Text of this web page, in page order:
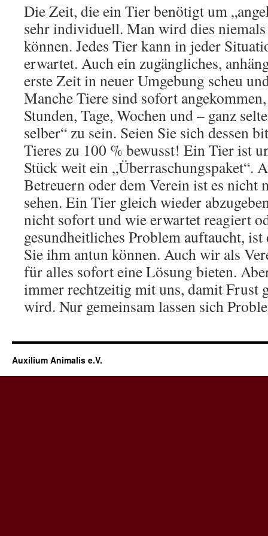
Die Zeit, die ein Tier benötigt um
sehr individuell. Man wird dies niemals
können. Jedes Tier kann in jeder
erwartet. Auch ein zugängliches,
erste Zeit in neuer Umgebung scheu
Manche Tiere sind sofort
Stunden, Tage, Wochen und – ganz
selber“ zu sein. Seien Sie sich dessen
Tieres zu 100 % bewusst! Ein Tier ist
Stück weit ein „Überraschungspaket“.
Betreuern oder dem Verein ist es nicht
sehen. Ein Tier gleich wieder
nicht sofort und wie erwartet reagiert
gesundheitliches Problem auftaucht, ist
Sie ihm antun können. Auch wir als
für alles sofort eine Lösung bieten.
immer rechtzeitig mit uns, damit Frust
wird. Nur gemeinsam lassen sich
Auxilium Animalis e.V.